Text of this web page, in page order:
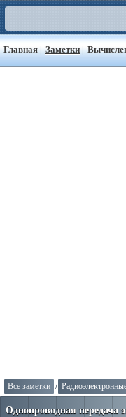
Главная | Заметки |
Все заметки /
Однопроводная передача